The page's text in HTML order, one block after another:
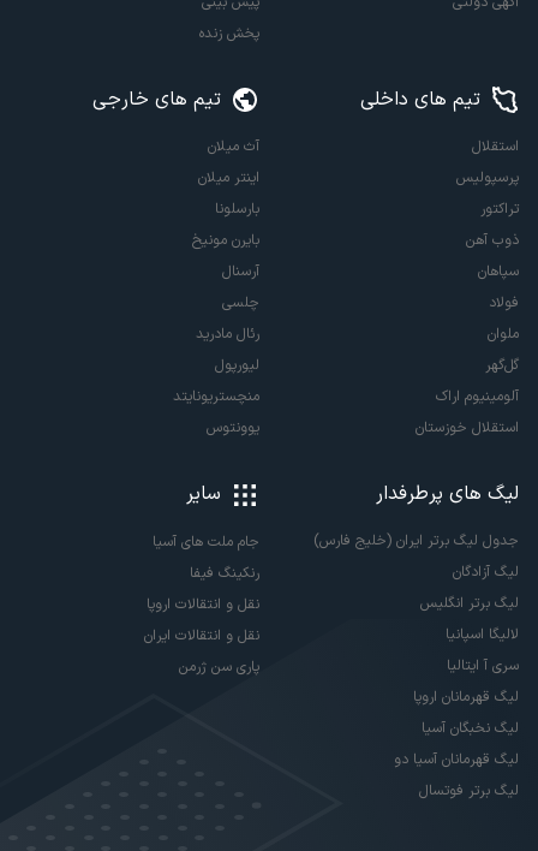
پخش زنده
تیم های داخلی
استقلال
پرسپولیس
تراکتور
ذوب آهن
سپاهان
فولاد
ملوان
گل‌گهر
آلومینیوم اراک
استقلال خوزستان
تیم های خارجی
آث میلان
اینتر میلان
بارسلونا
بایرن مونیخ
آرسنال
چلسی
رئال مادرید
لیورپول
منچستریونایتد
یوونتوس
لیگ های پرطرفدار
جدول لیگ برتر ایران (خلیج فارس)
لیگ آزادگان
لیگ برتر انگلیس
لالیگا اسپانیا
سری آ ایتالیا
لیگ قهرمانان اروپا
لیگ نخبگان آسیا
لیگ قهرمانان آسیا دو
لیگ برتر فوتسال
سایر
جام ملت های آسیا
رنکینگ فیفا
نقل و انتقالات اروپا
نقل و انتقالات ایران
پاری سن ژرمن